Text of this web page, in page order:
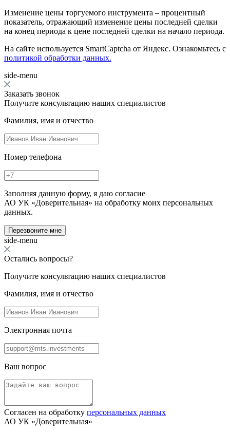
Изменение цены торгуемого инструмента – процентный
показатель, отражающий изменение цены последней сделки
на конец периода к цене последней сделки на начало периода.
На сайте используется SmartCaptcha от Яндекс. Ознакомьтесь с
политикой обработки данных.
side-menu
Заказать звонок
Получите консультацию наших специалистов
Фамилия, имя и отчество
Номер телефона
Заполняя данную форму, я даю согласие
АО УК «Доверительная» на обработку моих персональных
данных.
Перезвоните мне
side-menu
Остались вопросы?
Получите консультацию наших специалистов
Фамилия, имя и отчество
Электронная почта
Ваш вопрос
Согласен на обработку персональных данных
АО УК «Доверительная»